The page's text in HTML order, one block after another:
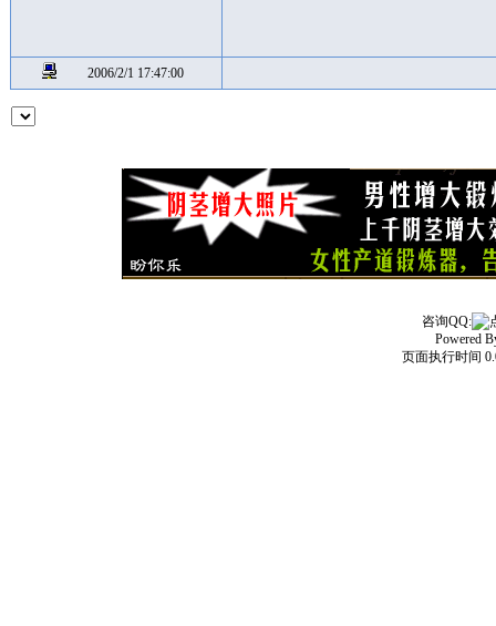
2006/2/1 17:47:00
咨询QQ:
Powered
页面执行时间